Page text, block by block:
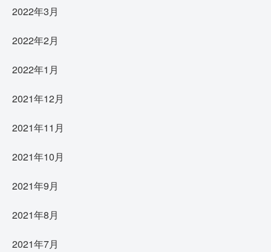
2022年3月
2022年2月
2022年1月
2021年12月
2021年11月
2021年10月
2021年9月
2021年8月
2021年7月